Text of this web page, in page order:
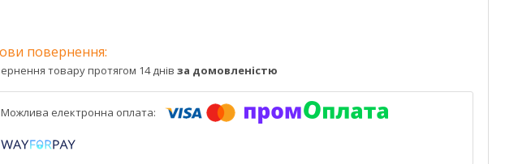
товару протягом 14 днів за домовленістю